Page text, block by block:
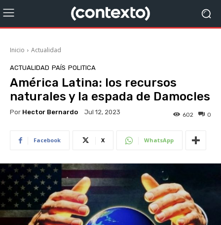
Inicio Actualidad
ACTUALIDAD PAÍS POLITICA
América Latina: los recursos
naturales y la espada de Damocles
Por Hector Bernardo Jul 12, 2023 0
602
Facebook X WhatsApp